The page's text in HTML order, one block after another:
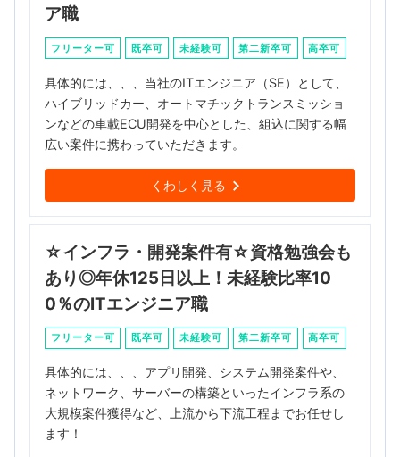
ア職
フリーター可 既卒可 未経験可 第二新卒可 高卒可
具体的には、、、当社のITエンジニア（SE）として、
ハイブリッドカー、オートマチックトランスミッショ
ンなどの車載ECU開発を中心とした、組込に関する幅
広い案件に携わっていただきます。
くわしく見る
☆インフラ・開発案件有☆資格勉強会も
あり◎年休125日以上！未経験比率10
0％のITエンジニア職
フリーター可 既卒可 未経験可 第二新卒可 高卒可
具体的には、、、アプリ開発、システム開発案件や、
ネットワーク、サーバーの構築といったインフラ系の
大規模案件獲得など、上流から下流工程までお任せし
ます！